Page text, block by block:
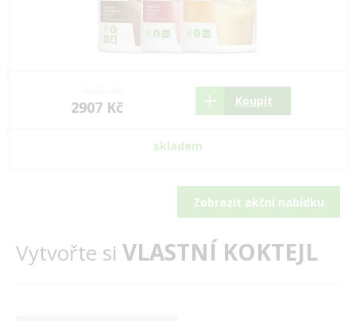
2907 Kč Koupit
skladem
Zobrazit akční nabídku
Vytvořte si VLASTNÍ KOKTEJL